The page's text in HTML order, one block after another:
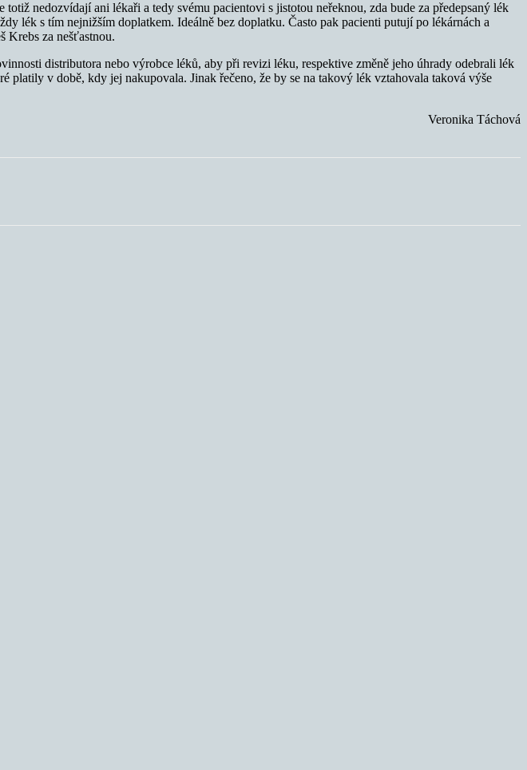
nedozvídají ani lékaři a tedy svému pacientovi s jistotou neřeknou, zda bude za předepsaný lék
lék s tím nejnižším doplatkem. Ideálně bez doplatku. Často pak pacienti putují po lékárnách a
Krebs za nešťastnou.
distributora nebo výrobce léků, aby při revizi léku, respektive změně jeho úhrady odebrali lék
v době, kdy jej nakupovala. Jinak řečeno, že by se na takový lék vztahovala taková výše
Veronika Táchová